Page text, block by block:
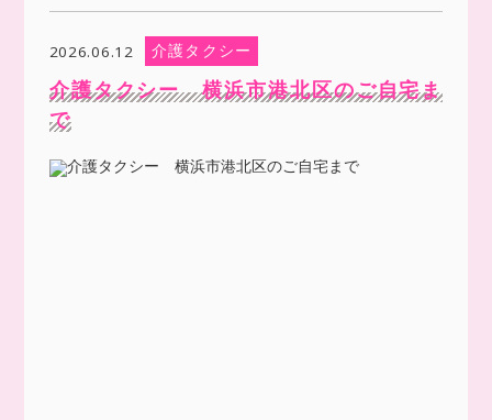
2026.06.12 介護タクシー
介護タクシー 横浜市港北区のご自宅ま
で